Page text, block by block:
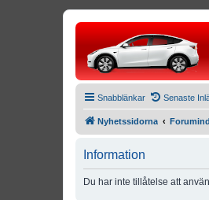
Snabblänkar Senaste
Nyhetssidorna
Information
Du har inte tillåtelse att